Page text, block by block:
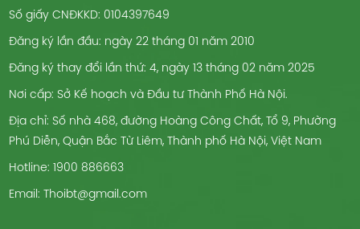
Số giấy CNĐKKD: 0104397649
Đăng ký lần đầu: ngày 22 tháng 01 năm 2010
Đăng ký thay đổi lần thứ: 4, ngày 13 tháng 02 năm 2025
Nơi cấp: Sở Kế hoạch và Đầu tư Thành Phố Hà Nội.
Địa chỉ: Số nhà 468, đường Hoàng Công Chất, Tổ 9, Phường
Phú Diễn, Quận Bắc Từ Liêm, Thành phố Hà Nội, Việt Nam
Hotline: 1900 886663
Email: Thoibt@gmail.com